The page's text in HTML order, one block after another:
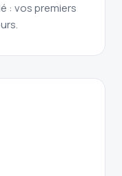
: vos premiers